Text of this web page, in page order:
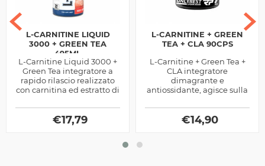
L-CARNITINE LIQUID
3000 + GREEN TEA
495ML
L-Carnitine Liquid 3000 +
Green Tea integratore a
rapido rilascio realizzato
con carnitina ed estratto di
antiossidante e
veicolatorio...
€17,79
L-CARNITINE + GREEN
TEA + CLA 90CPS
L-Carnitine + Green Tea +
CLA integratore
dimagrante e
antiossidante, agisce sulla
sulla composizione
corporea, contiene...
€14,90